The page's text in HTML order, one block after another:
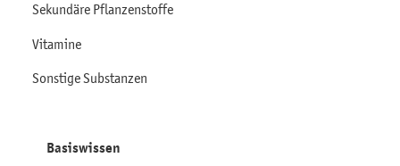
Sekundäre Pflanzenstoffe
Vitamine
Sonstige Substanzen
Basiswissen